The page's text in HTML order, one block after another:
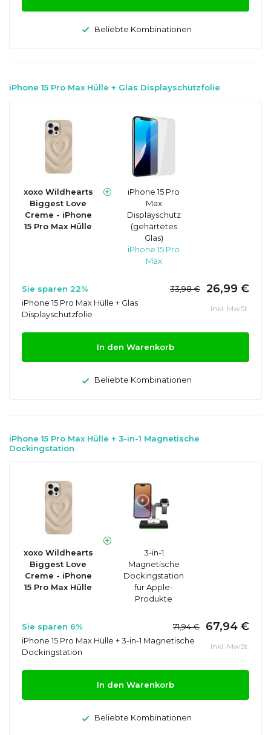
Beliebte Kombinationen
iPhone 15 Pro Max Hülle + Glas Displayschutzfolie
xoxo Wildhearts
Biggest Love
Creme - iPhone
15 Pro Max Hülle
iPhone 15 Pro
Max
Displayschutz
(gehärtetes
Glas)
iPhone 15 Pro
Max
Sie sparen 22% 33,98 € 26,99 €
iPhone 15 Pro Max Hülle + Glas
Displayschutzfolie
Inkl. MwSt.
In den Warenkorb
Beliebte Kombinationen
iPhone 15 Pro Max Hülle + 3-in-1 Magnetische
Dockingstation
xoxo Wildhearts
Biggest Love
Creme - iPhone
15 Pro Max Hülle
3-in-1
Magnetische
Dockingstation
für Apple-
Produkte
Sie sparen 6% 71,94 € 67,94 €
iPhone 15 Pro Max Hülle + 3-in-1 Magnetische
Dockingstation
Inkl. MwSt.
In den Warenkorb
Beliebte Kombinationen